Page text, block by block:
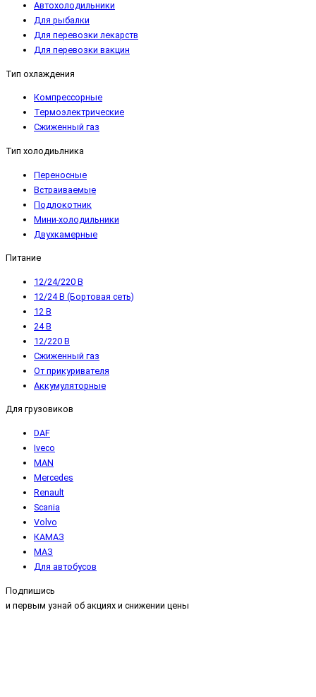
Автохолодильники
Для рыбалки
Для перевозки лекарств
Для перевозки вакцин
Тип охлаждения
Компрессорные
Термоэлектрические
Сжиженный газ
Тип холодиьлника
Переносные
Встраиваемые
Подлокотник
Мини-холодильники
Двухкамерные
Питание
12/24/220 В
12/24 В (Бортовая сеть)
12 В
24 В
12/220 В
Сжиженный газ
От прикуривателя
Аккумуляторные
Для грузовиков
DAF
Iveco
MAN
Mercedes
Renault
Scania
Volvo
КАМАЗ
МАЗ
Для автобусов
Подпишись
и первым узнай об акциях и снижении цены